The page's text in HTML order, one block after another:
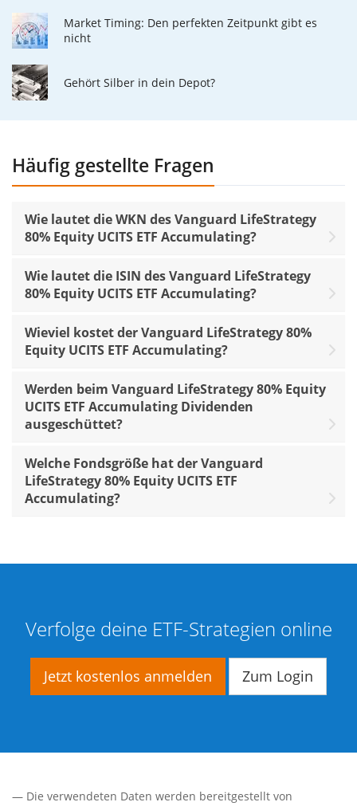
Market Timing: Den perfekten Zeitpunkt gibt es
nicht
Gehört Silber in dein Depot?
Häufig gestellte Fragen
Wie lautet die WKN des Vanguard LifeStrategy
80% Equity UCITS ETF Accumulating?
Wie lautet die ISIN des Vanguard LifeStrategy
80% Equity UCITS ETF Accumulating?
Wieviel kostet der Vanguard LifeStrategy 80%
Equity UCITS ETF Accumulating?
Werden beim Vanguard LifeStrategy 80% Equity
UCITS ETF Accumulating Dividenden
ausgeschüttet?
Welche Fondsgröße hat der Vanguard
LifeStrategy 80% Equity UCITS ETF
Accumulating?
Verfolge deine ETF-Strategien online
Jetzt kostenlos anmelden Zum Login
— Die verwendeten Daten werden bereitgestellt von